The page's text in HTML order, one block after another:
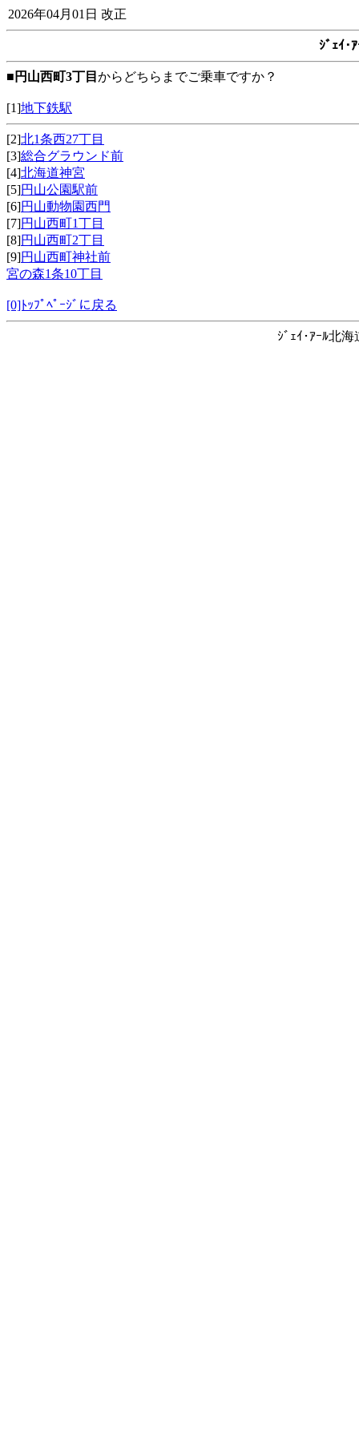
2026年04月01日 改正
ｼﾞｪｲ･
■ 円山西町3丁目 からどちらまでご乗車ですか？
[1]地下鉄駅
[2]北1条西27丁目
[3]総合グラウンド前
[4]北海道神宮
[5]円山公園駅前
[6]円山動物園西門
[7]円山西町1丁目
[8]円山西町2丁目
[9]円山西町神社前
宮の森1条10丁目
[0]ﾄｯﾌﾟﾍﾟｰｼﾞに戻る
ｼﾞｪｲ･ｱｰﾙ北